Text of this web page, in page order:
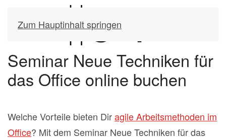
Zum Hauptinhalt springen
Seminar Neue Techniken für
das Office online buchen
Welche Vorteile bieten Diragile Arbeitsmethoden im
Office? Mit dem Seminar Neue Techniken für das